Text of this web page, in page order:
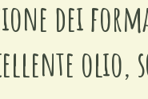
dei
olio,